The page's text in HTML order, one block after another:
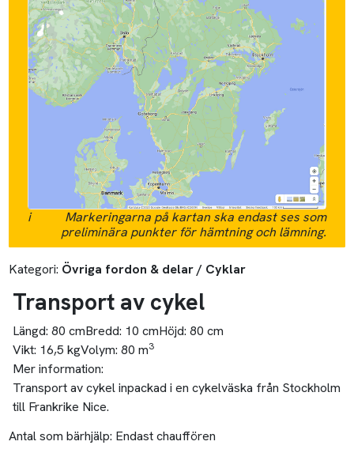
i
Markeringarna på kartan ska endast ses som
preliminära punkter för hämtning och lämning.
Kategori: Övriga fordon & delar / Cyklar
Transport av cykel
Längd: 80 cmBredd: 10 cmHöjd: 80 cm
Vikt: 16,5 kgVolym: 80 m3
Mer information:
Transport av cykel inpackad i en cykelväska från Stockholm
till Frankrike Nice.
Antal som bärhjälp: Endast chauffören